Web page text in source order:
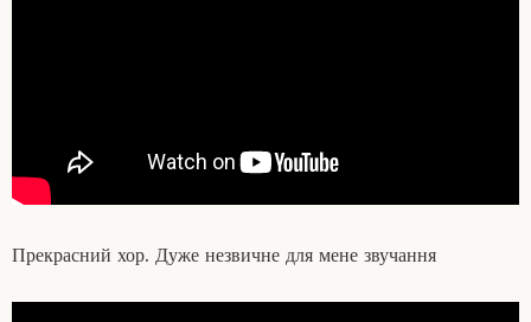
Прекрасний хор. Дуже незвичне для мене звучання